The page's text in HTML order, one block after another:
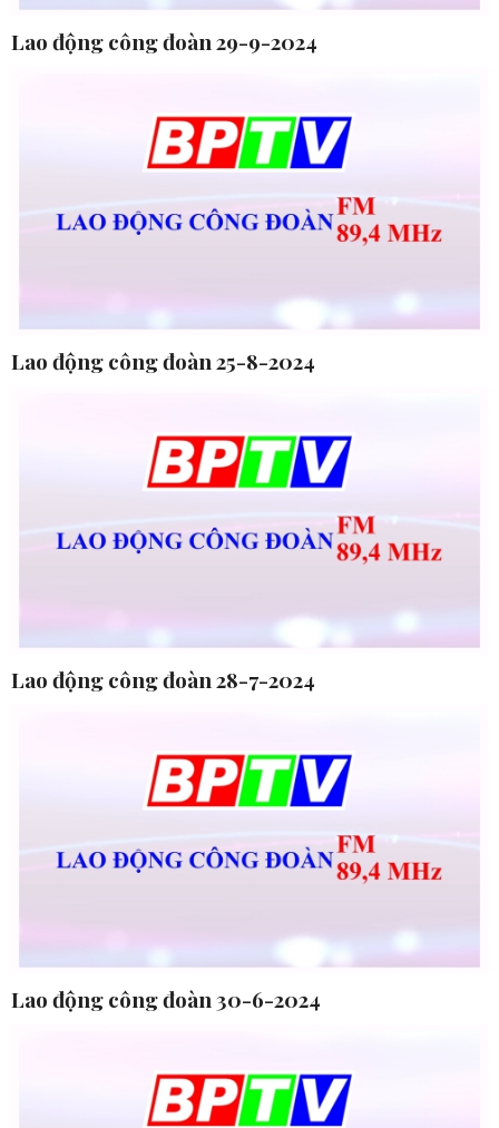
Lao động công đoàn 29-9-2024
Lao động công đoàn 25-8-2024
Lao động công đoàn 28-7-2024
Lao động công đoàn 30-6-2024